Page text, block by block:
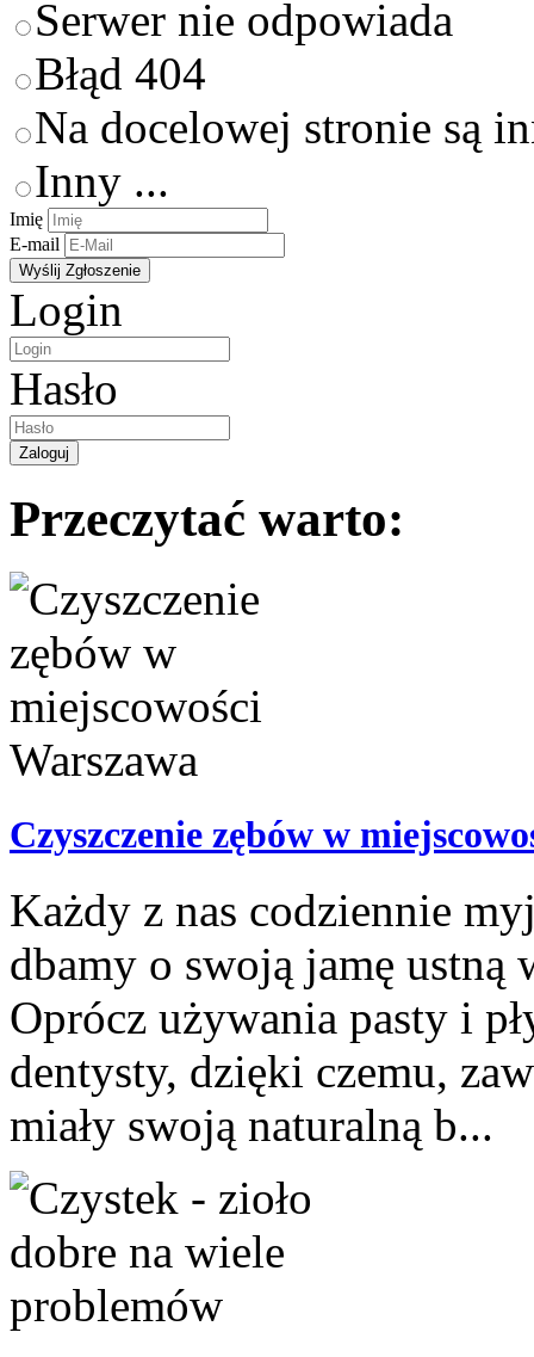
Serwer nie odpowiada
Błąd 404
Na docelowej stronie są
Inny ...
Imię
E-mail
Login
Hasło
Przeczytać warto:
Czyszczenie zębów w
Każdy z nas codziennie
dbamy o swoją jamę ustną
Oprócz używania pasty i
dentysty, dzięki czemu,
miały swoją naturalną b...